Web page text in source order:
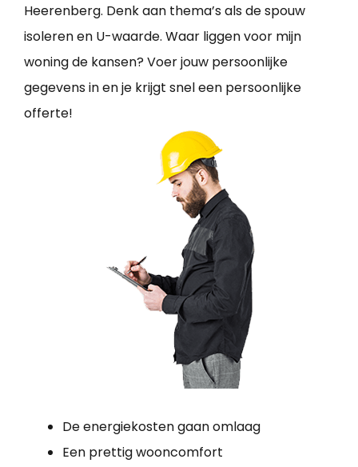
Heerenberg. Denk aan thema’s als de spouw
isoleren en U-waarde. Waar liggen voor mijn
woning de kansen? Voer jouw persoonlijke
gegevens in en je krijgt snel een persoonlijke
offerte!
De energiekosten gaan omlaag
Een prettig wooncomfort